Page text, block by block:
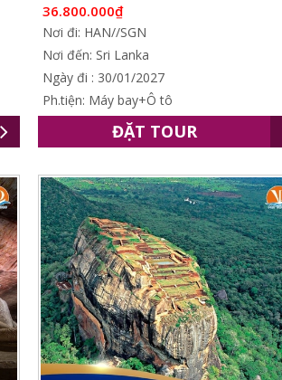
36.800.000₫
Nơi đi: HAN//SGN
Nơi đến: Sri Lanka
Ngày đi : 30/01/2027
Ph.tiện: Máy bay+Ô tô
ĐẶT TOUR